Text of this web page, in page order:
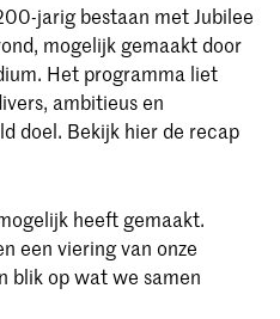
jarig bestaan met Jubilee
mogelijk gemaakt door
Het programma liet
ambitieus en
doel. Bekijk hier de recap
heeft gemaakt.
een viering van onze
blik op wat we samen